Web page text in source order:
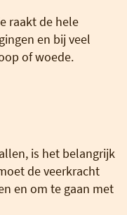
raakt de hele
en bij veel
of woede.
is het belangrijk
de veerkracht
en om te gaan met